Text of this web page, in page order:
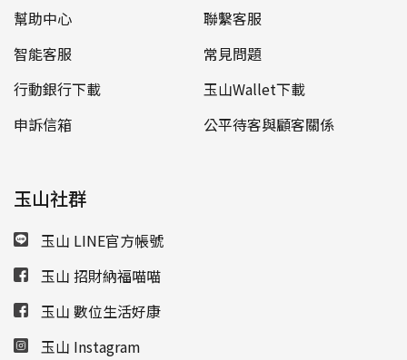
幫助中心
聯繫客服
智能客服
常見問題
行動銀行下載
玉山Wallet下載
申訴信箱
公平待客與顧客關係
玉山社群
玉山 LINE官方帳號
玉山 招財納福喵喵
玉山 數位生活好康
玉山 Instagram